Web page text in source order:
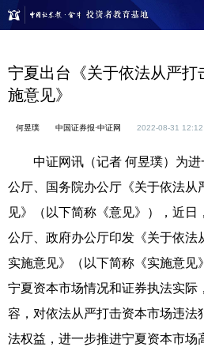
宁夏出台《关于依法从严打
施意见》
何昱璞 中国证券报·中证网 2022-08-31 12:12
中证网讯（记者 何昱璞）为进
公厅、国务院办公厅《关于依法从
见》（以下简称《意见》），近
公厅、政府办公厅印发《关于依法
实施意见》（以下简称《实施意见
宁夏资本市场情况和证券执法实际
容，对依法从严打击资本市场违法
法权益，进一步推进宁夏资本市场